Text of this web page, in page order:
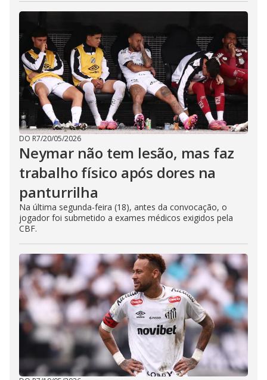
DO R7/20/05/2026
Neymar não tem lesão, mas faz
trabalho físico após dores na
panturrilha
Na última segunda-feira (18), antes da convocação, o
jogador foi submetido a exames médicos exigidos pela
CBF.